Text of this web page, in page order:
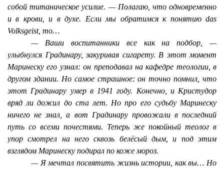
собой титаническое усилие. — Полагаю, что одновременно
и в крови, и в духе. Если мы обратимся к понятию das
Volksgeist, то…
— Ваши воспитанники все как на подбор, —
улыбнулся Градинару, закуривая сигарету. В этот момент
Маринеску его узнал: он преподавал на кафедре теологии, в
другом здании. Но самое страшное: он точно помнил, что
этот Градинару умер в 1941 году. Конечно, и Кристудор
вряд ли дожил до ста лет. Но про его судьбу Маринеску
ничего не знал, а вот Градинару провожали в последний
путь со всеми почестями. Теперь же покойный теолог в
упор смотрел на него сквозь белёсый дым, и под этим
взглядом Маринеску подирал по коже мороз.
— Я мечтал посвятить жизнь истории, как вы… Но